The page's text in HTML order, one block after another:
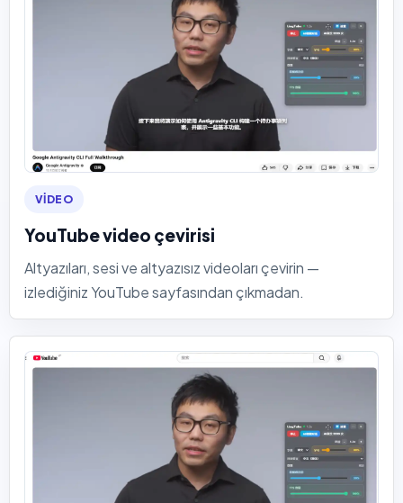
VIDEO
YouTube video çevirisi
Altyazıları, sesi ve altyazısız videoları çevirin —
izlediğiniz YouTube sayfasından çıkmadan.